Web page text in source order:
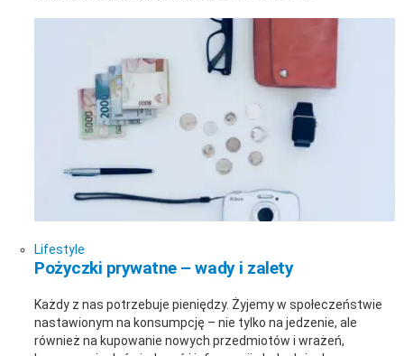
Lifestyle
Pożyczki prywatne – wady i zalety
Każdy z nas potrzebuje pieniędzy. Żyjemy w społeczeństwie
nastawionym na konsumpcję – nie tylko na jedzenie, ale
również na kupowanie nowych przedmiotów i wrażeń,